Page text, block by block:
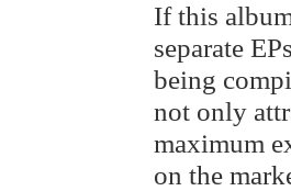
If this
separate
being
not only
maximum
on the